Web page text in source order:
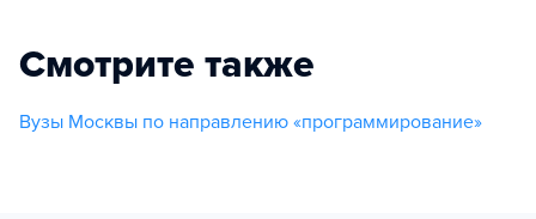
Смотрите также
Вузы Москвы по направлению «программирование»